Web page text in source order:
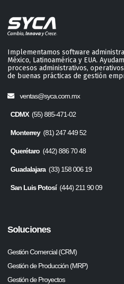
Implementamos software
México, Latinoamérica y EUA.
procesos administrativos,
de buenas prácticas de gestión
ventas@syca.com.mx
CDMX(55) 885-471-02
Monterrey(81) 247 449 52
Querétaro (442) 886 70 48
Guadalajara(33) 158 006 19
San Luis Potosí(444) 211 90 09
Soluciones
Gestión Comercial (CRM)
Gestión de Producción (MRP)
Gestión de Proyectos